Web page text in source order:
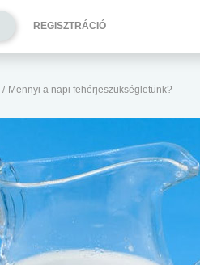
/ Mennyi a napi fehérjeszükségletünk?
REGISZTRÁCIÓ